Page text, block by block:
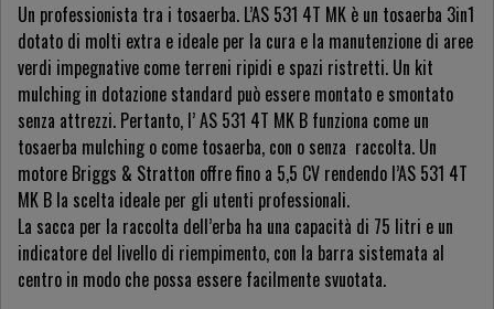
Un professionista tra i tosaerba. L’AS 531 4T MK è un tosaerba 3in1
dotato di molti extra e ideale per la cura e la manutenzione di aree
verdi impegnative come terreni ripidi e spazi ristretti. Un kit
mulching in dotazione standard può essere montato e smontato
senza attrezzi. Pertanto, l’ AS 531 4T MK B funziona come un
tosaerba mulching o come tosaerba, con o senza raccolta. Un
motore Briggs & Stratton offre fino a 5,5 CV rendendo l’AS 531 4T
MK B la scelta ideale per gli utenti professionali.
La sacca per la raccolta dell’erba ha una capacità di 75 litri e un
indicatore del livello di riempimento, con la barra sistemata al
centro in modo che possa essere facilmente svuotata.